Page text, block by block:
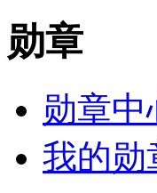
勋章
勋章中
我的勋